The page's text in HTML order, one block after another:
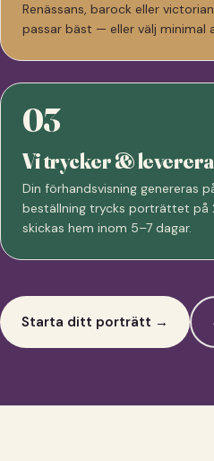
Renässans, barock eller
passar bäst — eller välj minimal
03
Vi trycker &
Din förhandsvisning genereras
beställning trycks porträttet på
skickas hem inom 5–7 dagar.
Starta ditt porträtt →